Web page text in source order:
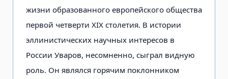
жизни образованного европейского общества
первой четверти XIX столетия. В истории
эллинистических научных интересов в
России Уваров, несомненно, сыграл видную
роль. Он являлся горячим поклонником